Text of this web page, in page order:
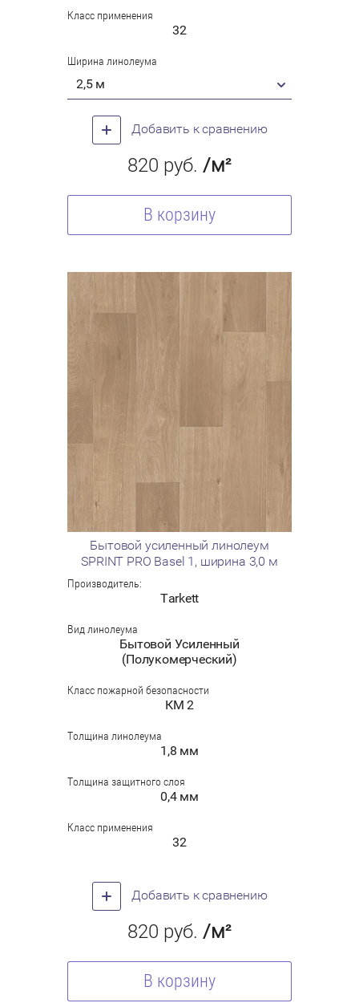
Класс применения
32
Ширина линолеума
2,5 м
Добавить к сравнению
820 руб. /м²
В корзину
Бытовой усиленный линолеум
SPRINT PRO Basel 1, ширина 3,0 м
Производитель:
Tarkett
Вид линолеума
Бытовой Усиленный
(Полукомерческий)
Класс пожарной безопасности
КМ 2
Толщина линолеума
1,8 мм
Толщина защитного слоя
0,4 мм
Класс применения
32
Добавить к сравнению
820 руб. /м²
В корзину